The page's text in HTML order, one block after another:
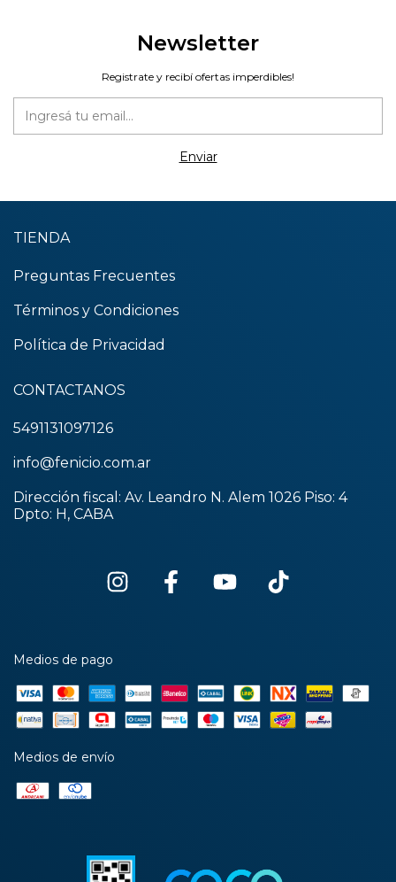
Newsletter
Registrate y recibí ofertas imperdibles!
TIENDA
Preguntas Frecuentes
Términos y Condiciones
Política de Privacidad
CONTACTANOS
5491131097126
info@fenicio.com.ar
Dirección fiscal: Av. Leandro N. Alem 1026 Piso: 4
Dpto: H, CABA
Medios de pago
Medios de envío